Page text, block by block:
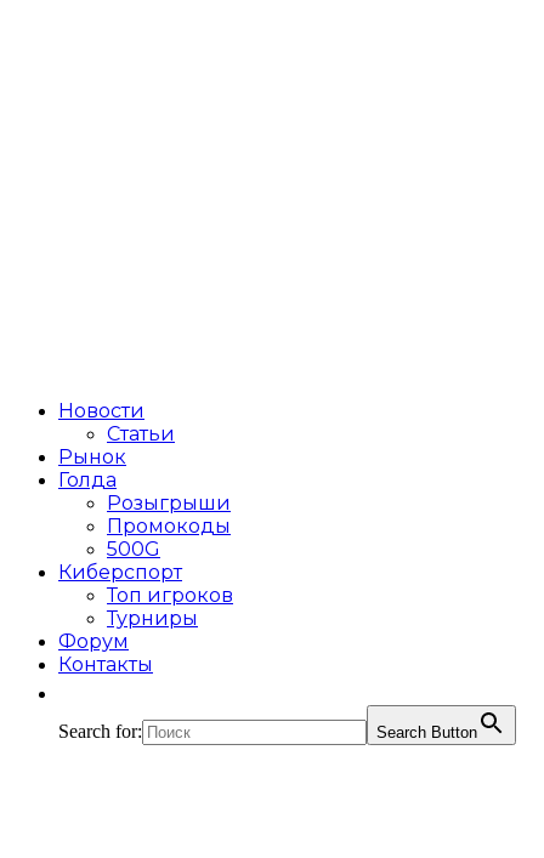
Новости
Статьи
Рынок
Голда
Розыгрыши
Промокоды
500G
Киберспорт
Топ игроков
Турниры
Форум
Контакты
Search for: Search Button